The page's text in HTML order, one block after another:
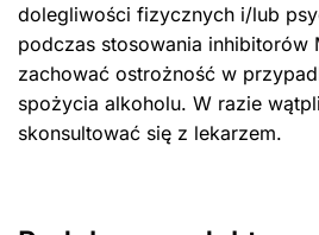
dolegliwości fizycznych i/lub
podczas stosowania inhibitorów
zachować ostrożność w
spożycia alkoholu. W razie
skonsultować się z lekarzem.